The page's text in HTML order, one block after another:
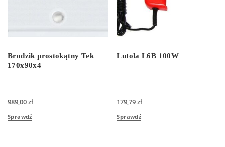
Brodzik prostokątny Tek
170x90x4
989,00zł
Sprawdź
Lutola L6B 100W
179,79zł
Sprawdź